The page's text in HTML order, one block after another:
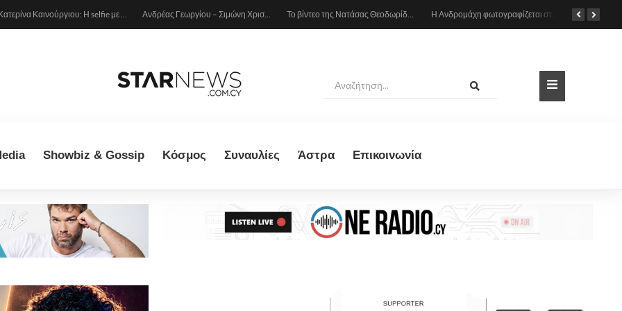
Κατερίνα Καινούργιου: Η selfie με μπλε μαγιό κάτω από τον ήλιο – Η λεπτομέρεια που λατρέψαμε (φωτογραφία) Ανδρέας Γεωργίου – Σιμώνη Χριστοδούλου: Ερωτευμένοι στο Μιλάνο! Το βίντεο της Νατάσας Θεοδωρίδου με τη μητέρα της από το αυτοκίνητο: «Πες κάτι στο κοινό σου ρε μαμά»
Showbiz & Gossip Κόσμος Συναυλίες Άστρα Eπικοινωνία